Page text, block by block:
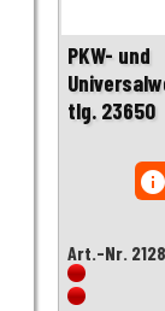
PKW- und
tlg. 23650
Art.-Nr.